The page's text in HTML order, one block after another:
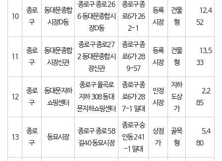
10
종로
구
동대문종합
시장D동
종로구 종로 26
6 동대문종합시
장D동
종로구 종
로6가 26
2-1
등록
시장
건물
형
12,4
52
11
종로
구
동대문종합
시장신관
종로구 종로27
2 동대문종합시
장신관
종로구 종
로6가 28
9-57
등록
시장
건물
형
13,5
33
12
종로
구
동대문지하
쇼핑센터
종로구 율곡로
지하 308 동대
문지하쇼핑센터
종로구 종
로6가 28
7-1 일대
인정
시장
지하
도상
가
2,2
85
13
종로
구
동묘시장
종로구 종로 58
길40 동묘시장
종로구 숭
인동 241
-1 일대
상점
가
골목
형
5,4
80